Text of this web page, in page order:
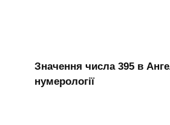
Значення числа 395 в
нумерології